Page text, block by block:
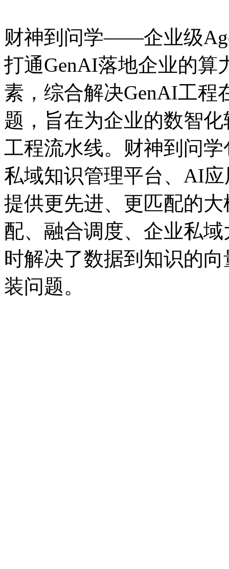
财神到问学——企业级
打通GenAI落地企业的算力
素，综合解决GenAI工程在
题，旨在为企业的数
工程流水线。财神到问学
私域知识管理平台、AI
提供更先进、更匹配的
配、融合调度、企业
时解决了数据到知识的
装问题。